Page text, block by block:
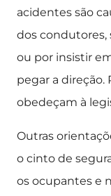
acidentes são
dos condutores,
ou por insistir
pegar a direção.
obedeçam à
Outras
o cinto de
os ocupantes e